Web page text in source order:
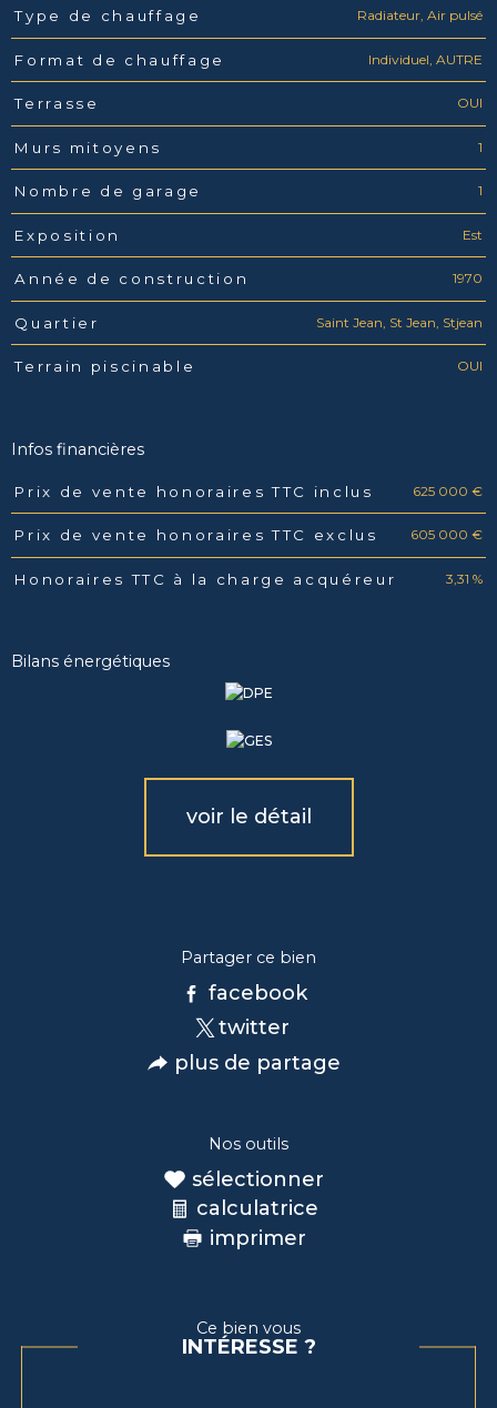
Type de chauffage Radiateur, Air pulsé
Format de chauffage Individuel, AUTRE
Terrasse OUI
Murs mitoyens 1
Nombre de garage 1
Exposition Est
Année de construction 1970
Quartier Saint Jean, St Jean, Stjean
Terrain piscinable OUI
Infos financières
Caractéristiques Valeurs
Prix de vente honoraires TTC inclus 625 000 €
Prix de vente honoraires TTC exclus 605 000 €
Honoraires TTC à la charge acquéreur 3,31 %
Bilans énergétiques
voir le détail
Partager ce bien
facebook
twitter
plus de partage
Nos outils
sélectionner
calculatrice
imprimer
Ce bien vous
INTÉRESSE ?